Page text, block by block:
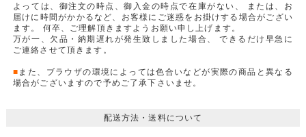
よっては、御注文の時点、御入金の時点で在庫がない、 または、お
届けに時間がかかるなど、お客様にご迷惑をお掛けする場合がござい
ます。 何卒、ご理解頂きますようお願い申し上げます。
万が一、欠品・納期遅れが発生致しました場合、 できるだけ早急に
ご連絡させて頂きます。
■ また、ブラウザの環境によっては色合いなどが実際の商品と異なる
場合がございますので予めご了承下さいませ。
配送方法・送料について